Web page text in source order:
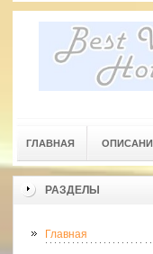
ГЛАВНАЯ
РАЗДЕЛЫ
Главная